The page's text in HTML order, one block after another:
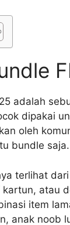
adalah
dipakai
oleh
bundle saja.
terlihat
atau
item
anak noob